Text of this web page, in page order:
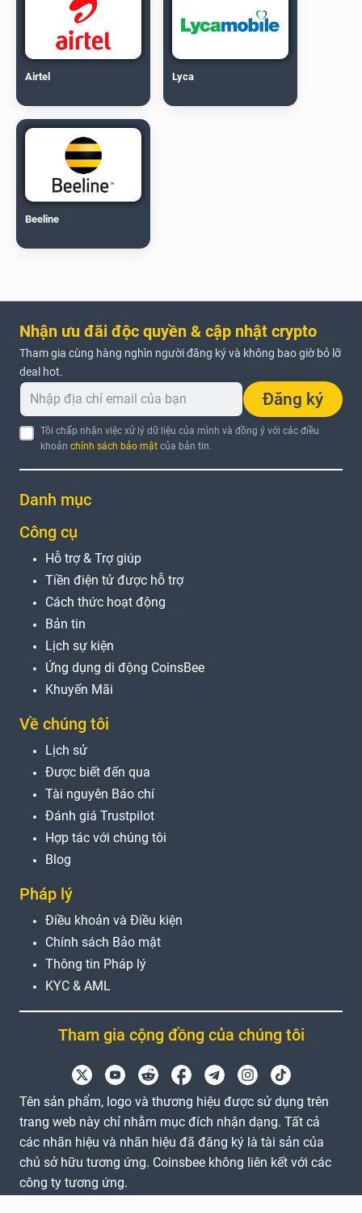
Airtel Lyca
Beeline
Nhận ưu đãi độc quyền & cập nhật crypto
Tham gia cùng hàng nghìn người đăng ký và không bao giờ bỏ lỡ
deal hot.
Đăng ký
Tôi chấp nhận việc xử lý dữ liệu của mình và đồng ý với các điều
khoảnchính sách bảo mật của bản tin.
Danh mục
Công cụ
Hỗ trợ & Trợ giúp
Tiền điện tử được hỗ trợ
Cách thức hoạt động
Bản tin
Lịch sự kiện
Ứng dụng di động CoinsBee
Khuyến Mãi
Về chúng tôi
Lịch sử
Được biết đến qua
Tài nguyên Báo chí
Đánh giá Trustpilot
Hợp tác với chúng tôi
Blog
Pháp lý
Điều khoản và Điều kiện
Chính sách Bảo mật
Thông tin Pháp lý
KYC & AML
Tham gia cộng đồng của chúng tôi
Tên sản phẩm, logo và thương hiệu được sử dụng trên
trang web này chỉ nhằm mục đích nhận dạng. Tất cả
các nhãn hiệu và nhãn hiệu đã đăng ký là tài sản của
chủ sở hữu tương ứng. Coinsbee không liên kết với các
công ty tương ứng.